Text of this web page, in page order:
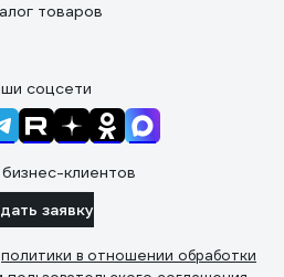
товаров
соцсети
клиентов
заявку
политики в отношении обработки